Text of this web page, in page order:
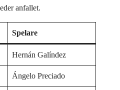
anfallet.
Spelare
Hernán Galíndez
Ángelo Preciado